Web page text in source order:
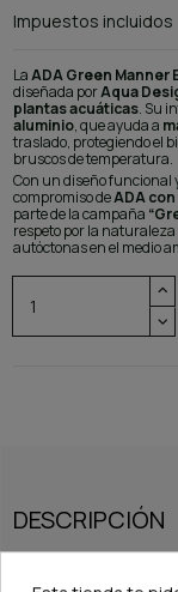
Impuestos incluidos
LaADA Green Manner
diseñada porAqua
plantas acuáticas. Su
aluminio, que ayuda a
traslado, protegiendo el
bruscos de temperatura.
Con un diseño funcional
compromiso deADA
parte de la campaña
respeto por la naturaleza
autóctonas en el medio
DESCRIPCIÓN